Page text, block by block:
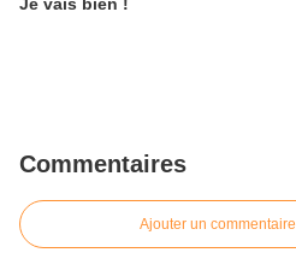
Commentaires
Ajouter un commentaire